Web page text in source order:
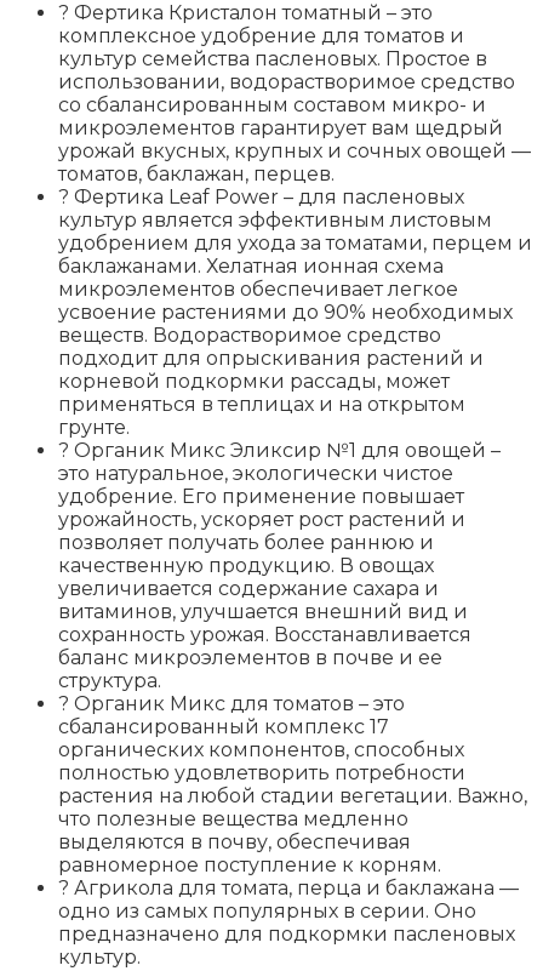
? Фертика Кристалон томатный – это
комплексное удобрение для томатов и
культур семейства пасленовых. Простое в
использовании, водорастворимое средство
со сбалансированным составом микро- и
микроэлементов гарантирует вам щедрый
урожай вкусных, крупных и сочных овощей —
томатов, баклажан, перцев.
? Фертика Leaf Power – для пасленовых
культур является эффективным листовым
удобрением для ухода за томатами, перцем и
баклажанами. Хелатная ионная схема
микроэлементов обеспечивает легкое
усвоение растениями до 90% необходимых
веществ. Водорастворимое средство
подходит для опрыскивания растений и
корневой подкормки рассады, может
применяться в теплицах и на открытом
грунте.
? Органик Микс Эликсир №1 для овощей –
это натуральное, экологически чистое
удобрение. Его применение повышает
урожайность, ускоряет рост растений и
позволяет получать более раннюю и
качественную продукцию. В овощах
увеличивается содержание сахара и
витаминов, улучшается внешний вид и
сохранность урожая. Восстанавливается
баланс микроэлементов в почве и ее
структура.
? Органик Микс для томатов – это
сбалансированный комплекс 17
органических компонентов, способных
полностью удовлетворить потребности
растения на любой стадии вегетации. Важно,
что полезные вещества медленно
выделяются в почву, обеспечивая
равномерное поступление к корням.
? Агрикола для томата, перца и баклажана —
одно из самых популярных в серии. Оно
предназначено для подкормки пасленовых
культур.